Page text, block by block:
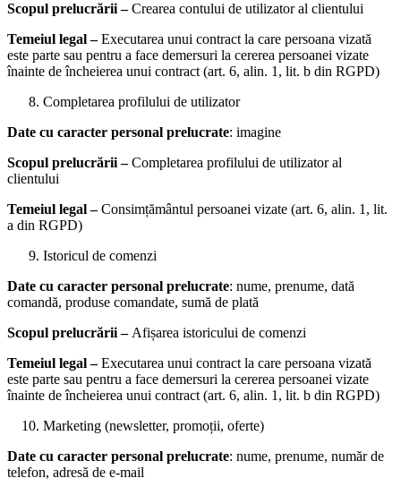
Scopul prelucrării –Crearea contului de utilizator al clientului
Temeiul legal –Executarea unui contract la care persoana vizată
este parte sau pentru a face demersuri la cererea persoanei vizate
înainte de încheierea unui contract (art. 6, alin. 1, lit. b din RGPD)
Completarea profilului de utilizator
Date cu caracter personal prelucrate: imagine
Scopul prelucrării –Completarea profilului de utilizator al
clientului
Temeiul legal –Consimțământul persoanei vizate (art. 6, alin. 1, lit.
a din RGPD)
Istoricul de comenzi
Date cu caracter personal prelucrate: nume, prenume, dată
comandă, produse comandate, sumă de plată
Scopul prelucrării –Afișarea istoricului de comenzi
Temeiul legal –Executarea unui contract la care persoana vizată
este parte sau pentru a face demersuri la cererea persoanei vizate
înainte de încheierea unui contract (art. 6, alin. 1, lit. b din RGPD)
Marketing (newsletter, promoții, oferte)
Date cu caracter personal prelucrate: nume, prenume, număr de
telefon, adresă de e-mail